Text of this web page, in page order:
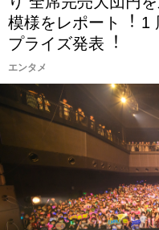
模様をレポート︕ 1
プライズ発表︕
エンタメ